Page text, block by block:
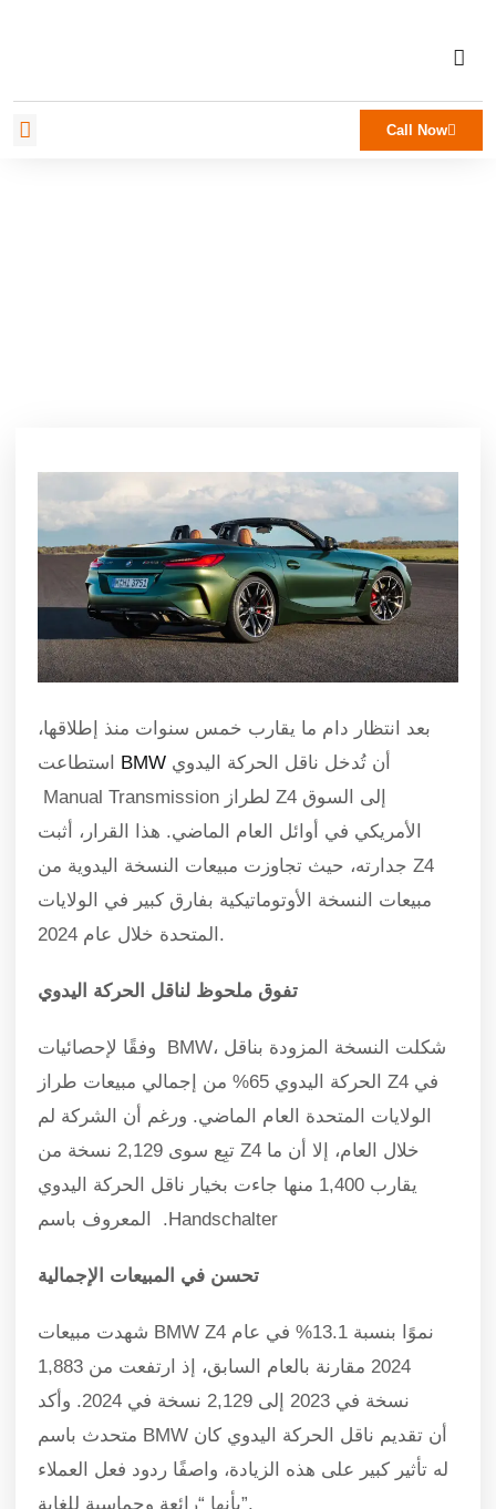
Call Now
بعد انتظار دام ما يقارب خمس سنوات منذ إطلاقها،
BMW أن تُدخل ناقل الحركة اليدوي
Manual Transmission لطراز Z4 إلى السوق
الأمريكي في أوائل العام الماضي. هذا القرار، أثبت
جدارته، حيث تجاوزت مبيعات النسخة اليدوية من Z4
مبيعات النسخة الأوتوماتيكية بفارق كبير في الولايات
المتحدة خلال عام 2024.
تفوق ملحوظ لناقل الحركة اليدوي
وفقًا لإحصائيات BMW، شكلت النسخة المزودة بناقل
الحركة اليدوي 65% من إجمالي مبيعات طراز Z4 في
الولايات المتحدة العام الماضي. ورغم أن الشركة لم
تبِع سوى 2,129 نسخة من Z4 خلال العام، إلا أن ما
يقارب 1,400 منها جاءت بخيار ناقل الحركة اليدوي
المعروف باسم .Handschalter
تحسن في المبيعات الإجمالية
شهدت مبيعات BMW Z4 نموًا بنسبة 13.1% في عام
2024 مقارنة بالعام السابق، إذ ارتفعت من 1,883
نسخة في 2023 إلى 2,129 نسخة في 2024. وأكد
متحدث باسم BMW أن تقديم ناقل الحركة اليدوي كان
له تأثير كبير على هذه الزيادة، واصفًا ردود فعل العملاء
بأنها “رائعة وحماسية للغاية”.